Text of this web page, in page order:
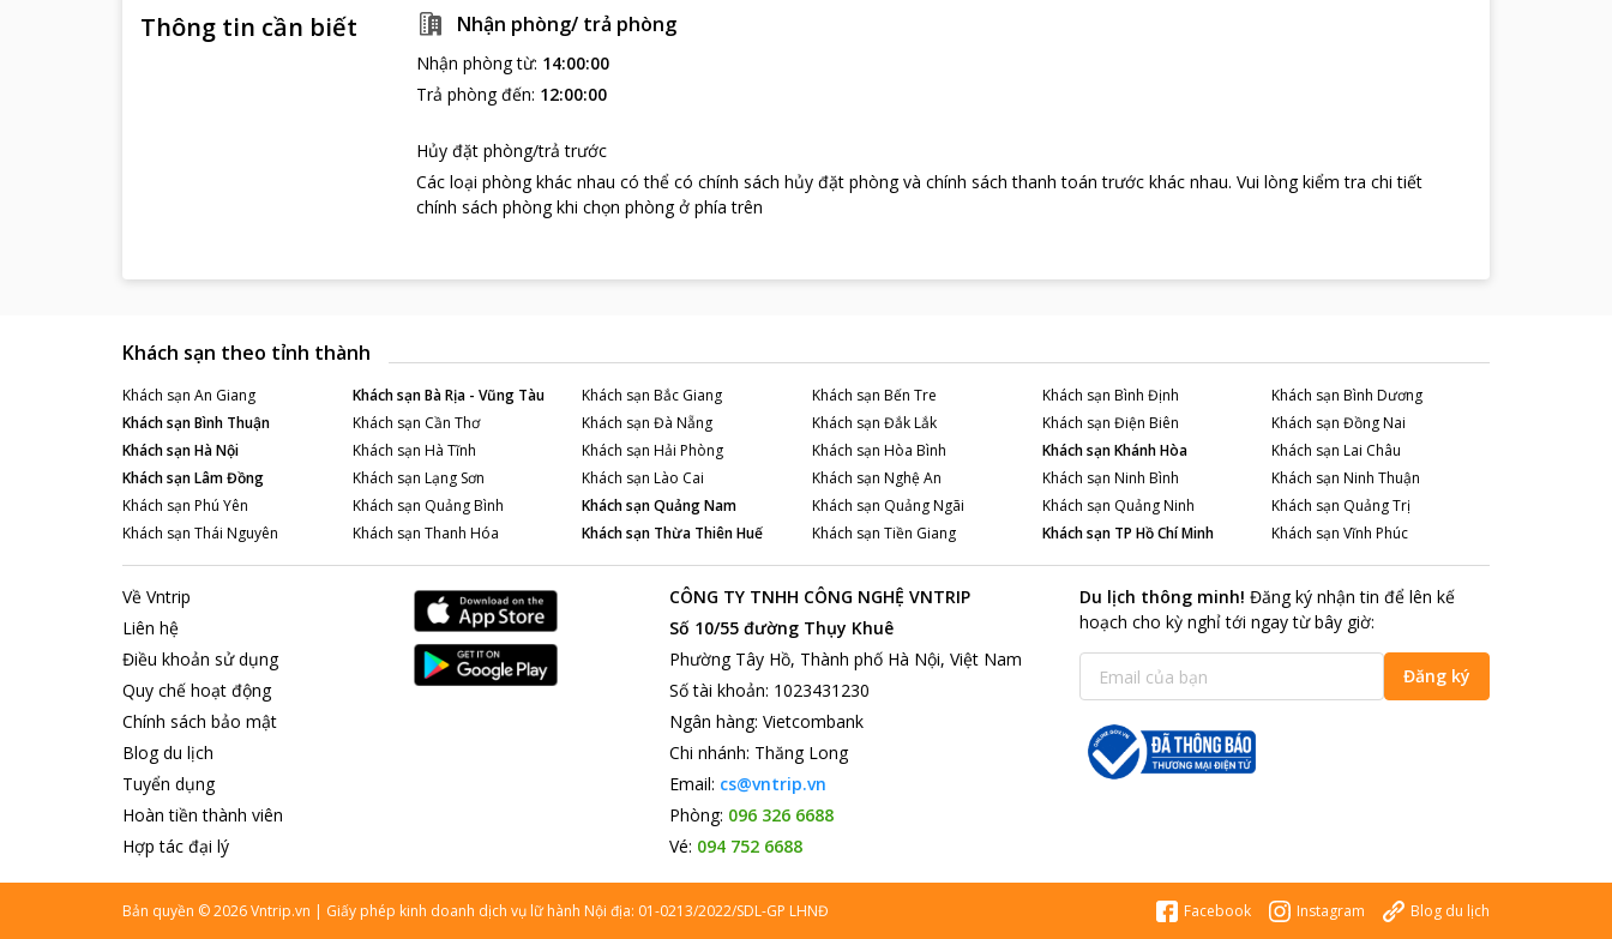
Thông tin cần biết Nhận phòng/ trả phòng
Nhận phòng từ: 14:00:00
Trả phòng đến: 12:00:00
Hủy đặt phòng/trả trước
Các loại phòng khác nhau có thể có chính sách hủy đặt phòng và chính sách thanh toán trước khác nhau. Vui lòng kiểm tra chi tiết
chính sách phòng khi chọn phòng ở phía trên
Khách sạn theo tỉnh thành
Khách sạn An Giang Khách sạnBà Rịa - Vũng Tàu Khách sạn Bắc Giang Khách sạn Bến Tre Khách sạn Bình Định Khách sạn Bình Dương
Khách sạnBình Thuận Khách sạn Cần Thơ Khách sạn Đà Nẵng Khách sạn Đắk Lắk Khách sạn Điện Biên Khách sạn Đồng Nai
Khách sạnHà Nội Khách sạn Hà Tĩnh Khách sạn Hải Phòng Khách sạn Hòa Bình Khách sạnKhánh Hòa Khách sạn Lai Châu
Khách sạnLâm Đồng Khách sạn Lạng Sơn Khách sạn Lào Cai Khách sạn Nghệ An Khách sạn Ninh Bình Khách sạn Ninh Thuận
Khách sạn Phú Yên Khách sạn Quảng Bình Khách sạnQuảng Nam Khách sạn Quảng Ngãi Khách sạn Quảng Ninh Khách sạn Quảng Trị
Khách sạn Thái Nguyên Khách sạn Thanh Hóa Khách sạn Thừa Thiên Huế Khách sạn Tiền Giang Khách sạn TP Hồ Chí Minh Khách sạn Vĩnh Phúc
Về Vntrip
Liên hệ
Điều khoản sử dụng
Quy chế hoạt động
Chính sách bảo mật
Blog du lịch
Tuyển dụng
Hoàn tiền thành viên
Hợp tác đại lý
CÔNG TY TNHH CÔNG NGHỆ VNTRIP
Số 10/55 đường Thụy Khuê
Phường Tây Hồ, Thành phố Hà Nội, Việt Nam
Số tài khoản: 1023431230
Ngân hàng: Vietcombank
Chi nhánh: Thăng Long
Email: cs@vntrip.vn
Phòng: 096 326 6688
Vé: 094 752 6688
Du lịch thông minh! Đăng ký nhận tin để lên kế
hoạch cho kỳ nghỉ tới ngay từ bây giờ:
Đăng ký
Bản quyền ©2026Vntrip.vn | Giấy phép kinh doanh dịch vụ lữ hành Nội địa: 01-0213/2022/SDL-GP LHNĐ Facebook Instagram Blog du lịch